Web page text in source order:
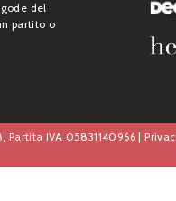
del
partito o
Partita IVA 05831140966 |